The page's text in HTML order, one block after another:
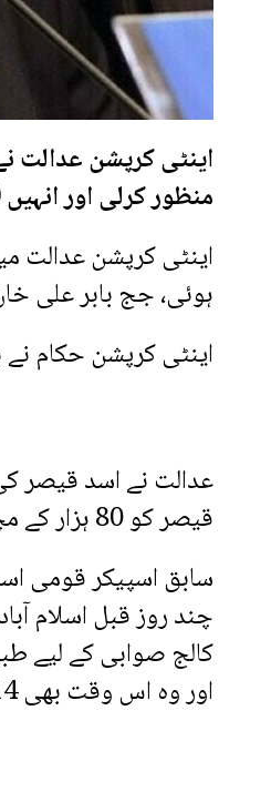
اینٹی کرپشن عدالت
منظور کرلی اور انہیں 80 ہار روپے کے مچلکے جمع کرانے کا حکم دے دیا۔
اینٹی کرپشن
ہوئی، جج بابر علی
اینٹی کرپشن حکام نے
عدالت نے اسد قیصر
قیصر کو 80 ہزار کے مچلکے جمع کرانے کا حکم دے دیا۔
سابق اسپیکر قومی
چند روز قبل اسلام
کالج صوابی کے لیے
اور وہ اس وقت بھی 14 روزہ جوڈیشل ریمانڈ پر جیل میں ہیں۔